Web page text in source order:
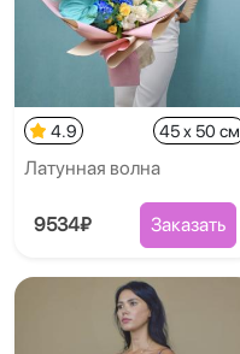
4.9 45 x 50 см
Латунная волна
9534₽ Заказать